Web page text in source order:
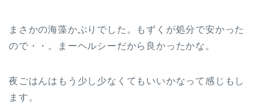
まさかの海藻かぶりでした。もずくが処分で安かった
ので・・。まーヘルシーだから良かったかな。
夜ごはんはもう少し少なくてもいいかなって感じもし
ます。